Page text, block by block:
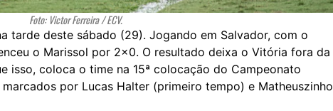
Foto: Victor Ferreira / ECV.
tarde deste sábado (29). Jogando em Salvador, com o
o Marissol por 2×0. O resultado deixa o Vitória fora da
isso, coloca o time na 15ª colocação do Campeonato
por Lucas Halter (primeiro tempo) e Matheuszinho